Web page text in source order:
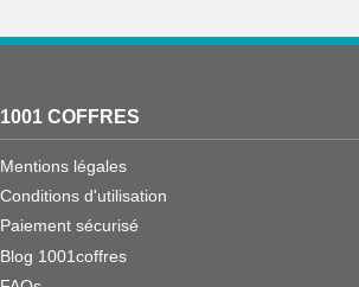
1001 COFFRES
Mentions légales
Conditions d'utilisation
Paiement sécurisé
Blog 1001coffres